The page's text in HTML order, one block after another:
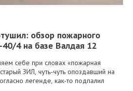
обзор пожарного
4 на базе Валдая 12
себе при словах «пожарная
ЗИЛ, чуть-чуть опоздавший на
легенде, как-то подпалил